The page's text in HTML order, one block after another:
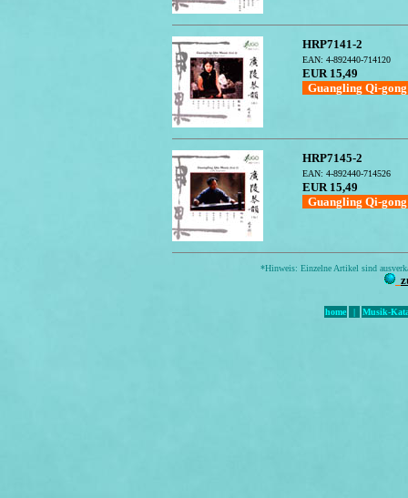
HRP7141-2
EAN: 4-892440-714120
EUR 15,49
Guangling Qi-
HRP7145-2
EAN: 4-892440-714526
EUR 15,49
Guangling Qi-
*Hinweis: Einzelne Artikel sind
home | Musik-